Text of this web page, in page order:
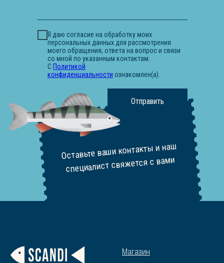
Я даю согласие на обработку моих
персональных данных для рассмотрения
моего обращения, ответа на вопрос и связи
со мной по указанным контактам.
С Политикой
конфиденциальности ознакомлен(а).
Отправить
Оставьте ваши контакты и наш
специалист свяжется с вами
Магазин